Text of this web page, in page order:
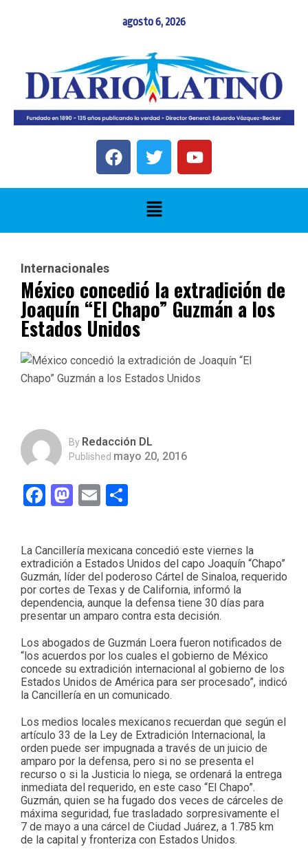
agosto 6, 2026
Internacionales
México concedió la extradición de
Joaquín “El Chapo” Guzmán a los
Estados Unidos
By Redacción DL
Published mayo 20, 2016
Facebook
Mastodon
Email
La Cancillería mexicana concedió este viernes la
extradición a Estados Unidos del capo Joaquín “Chapo”
Guzmán, líder del poderoso Cártel de Sinaloa, requerido
por cortes de Texas y de California, informó la
dependencia, aunque la defensa tiene 30 días para
presentar un amparo contra esta decisión.
Los abogados de Guzmán Loera fueron notificados de
“los acuerdos por los cuales el gobierno de México
concede su extradición internacional al gobierno de los
Estados Unidos de América para ser procesado”, indicó
la Cancillería en un comunicado.
Los medios locales mexicanos recuerdan que según el
artículo 33 de la Ley de Extradición Internacional, la
orden puede ser impugnada a través de un juicio de
amparo por la defensa, pero si no se presenta el
recurso o si la Justicia lo niega, se ordenará la entrega
inmediata del requerido, en este caso “El Chapo”.
Guzmán, quien se ha fugado dos veces de cárceles de
máxima seguridad, fue trasladado sorpresivamente el
7 de mayo a una cárcel de Ciudad Juárez, a 1.785 km
de la capital y fronteriza con Estados Unidos.